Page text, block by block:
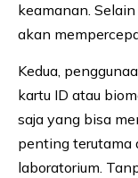
keamanan.
akan
Kedua,
kartu ID atau
saja yang bisa
penting terutama
laboratorium.